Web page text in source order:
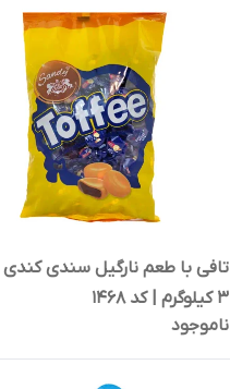
تافی با طعم نارگیل سندی
3 کیلوگرم | کد 1468
ناموجود